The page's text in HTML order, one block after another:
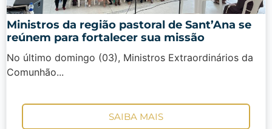
Ministros da região pastoral de Sant’Ana se
reúnem para fortalecer sua missão
No último domingo (03), Ministros Extraordinários da
Comunhão...
SAIBA MAIS